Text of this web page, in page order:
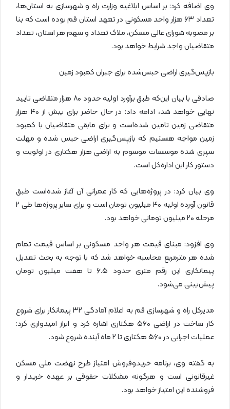
وی اضافه کرد: بر اساس ابلاغیه وزارت راه و شهرسازی به استان‌ها،
تعداد ۶۳ هزار واحد مسکونی در تعهد استان قم بوده است که بنا
بر مصوبه شورای عالی مسکن، ملاک تعداد و سهم هر استان، تعداد
متقاضیان واجد شرایط خواهد بود.
بازپس‌گیری اراضی حبس‌شده برای جبران کمبود زمین
صادقی با بیان این‌که طبق برآورد اولیه حدود ۸۰ هزار متقاضی تایید
نهایی خواهد شد، ادامه داد: در حال حاضر برای بیش از ۴۰ هزار
متقاضی زمین تامین شده‌است و برای مابقی متقاضیان با کمبود
زمین مواجه هستیم که بازپس‌گیری اراضی حبس شده و مهلت
سپری شده موسسات موسوم به اراضی هزار هکتاری در اولویت و
دستور کار این اداره‌کل است.
وی بیان کرد: در پروژه‌هایی که کار عمرانی آن آغاز شده‌است طبق
قانون آورده اولیه ۴۰ میلیون تومان است و برای سایر پروژه‌ها طی ۲
مرحله ۲۰ میلیون تومانی خواهد بود.
وی افزود: مبنای قیمت هر واحد مسکونی بر اساس قیمت تمام
شده هر مترمربع محاسبه خواهد شد که با توجه به بحث تعدیل
پیمانکاری این رقم متری حدود ۶.۵ تا هفت میلیون تومان
پیش‌بینی می‌شود.
مدیرکل راه و شهرسازی قم به اعلام آمادگی ۳۲ پیمانکار برای شروع
کار ساخت در اراضی ۵۶۰ هکتاری اشاره کرد و ابراز امیدواری کرد:
عملیات اجرایی در ۵۶۰ هکتاری تا ۲ ماه آینده شروع شود.
به گفته وی، برنامه خریدوفروش امتیاز طرح نهضت ملی مسکن
غیرقانونی است و هرگونه مشکلات حقوقی بر عهده خریدار و
فروشنده این امتیاز خواهد بود.